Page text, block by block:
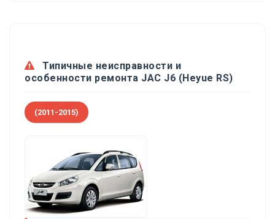
Типичные неисправности и
особенности ремонта JAC J6 (Heyue RS)
(2011-2015)